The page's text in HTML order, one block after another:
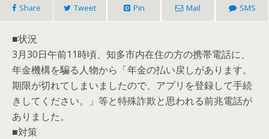
Share Tweet Pin Mail SMS
■状況
3月30日午前11時頃、知多市内在住の方の携帯電話に、
年金機構を騙る人物から「年金の払い戻しがあります。
期限が切れてしまいましたので、アプリを登録して手続
きしてください。」等と特殊詐欺と思われる前兆電話が
ありました。
■対策